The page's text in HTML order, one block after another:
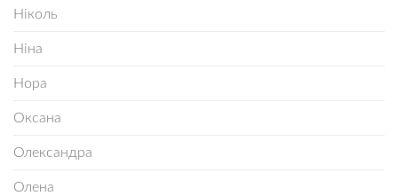
Ніколь
Ніна
Нора
Оксана
Олександра
Олена